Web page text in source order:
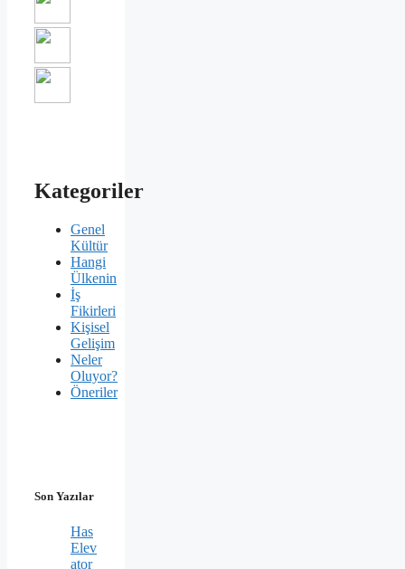
Kategoriler
Genel
Kültür
Hangi
Ülkenin
İş
Fikirleri
Kişisel
Gelişim
Neler
Oluyor?
Öneriler
Son Yazılar
Has
Elev
ator